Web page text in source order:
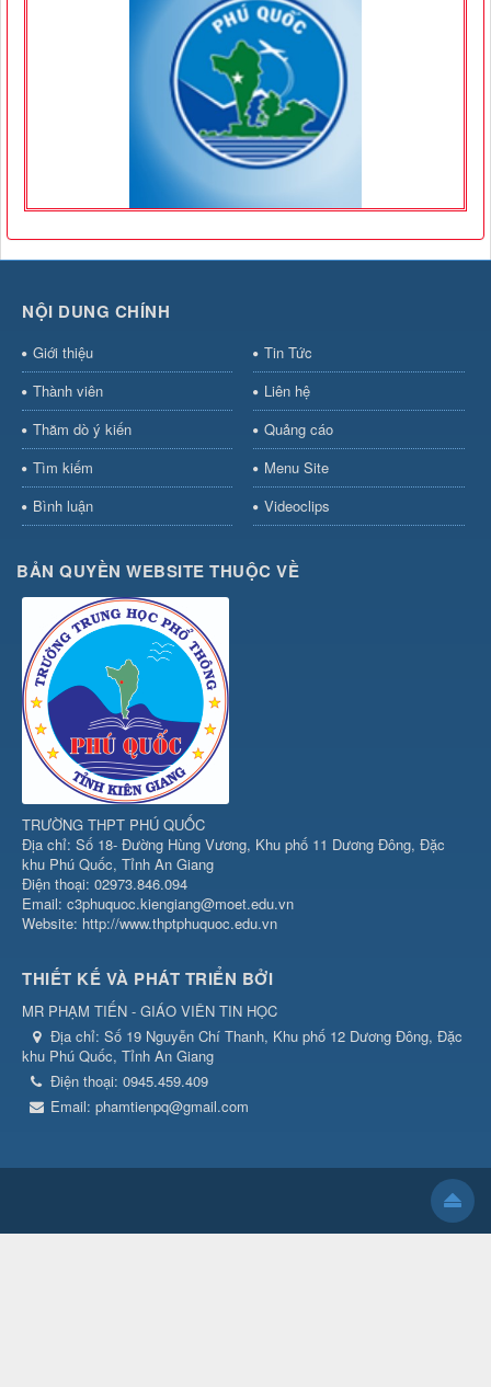
NỘI DUNG CHÍNH
Giới thiệu
Tin Tức
Thành viên
Liên hệ
Thăm dò ý kiến
Quảng cáo
Tìm kiếm
Menu Site
Bình luận
Videoclips
BẢN QUYỀN WEBSITE THUỘC VỀ
TRƯỜNG THPT PHÚ QUỐC
Địa chỉ: Số 18- Đường Hùng Vương, Khu phố 11 Dương Đông, Đặc
khu Phú Quốc, Tỉnh An Giang
Điện thoại: 02973.846.094
Email: c3phuquoc.kiengiang@moet.edu.vn
Website: http://www.thptphuquoc.edu.vn
THIẾT KẾ VÀ PHÁT TRIỂN BỞI
MR PHẠM TIẾN - GIÁO VIÊN TIN HỌC
Địa chỉ: Số 19 Nguyễn Chí Thanh, Khu phố 12 Dương Đông, Đặc
khu Phú Quốc, Tỉnh An Giang
Điện thoại: 0945.459.409
Email: phamtienpq@gmail.com